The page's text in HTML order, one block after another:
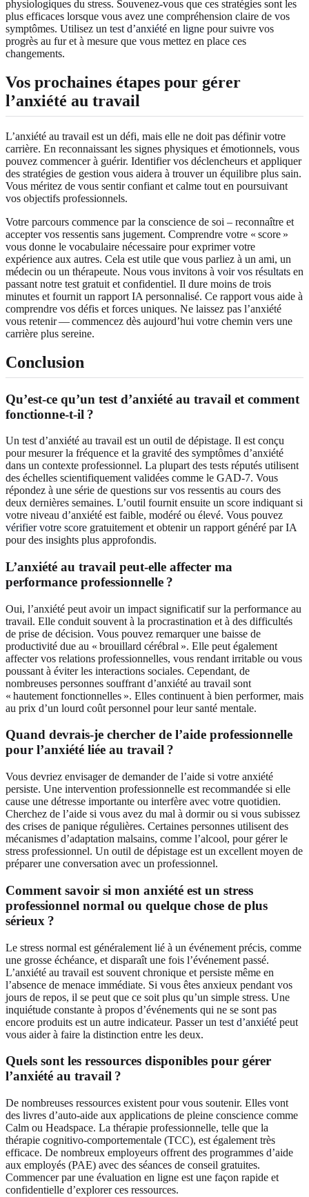
physiologiques du stress. Souvenez‑vous que ces stratégies sont les
plus efficaces lorsque vous avez une compréhension claire de vos
symptômes. Utilisez un test d’anxiété en ligne pour suivre vos
progrès au fur et à mesure que vous mettez en place ces
changements.
Vos prochaines étapes pour gérer
l’anxiété au travail
L’anxiété au travail est un défi, mais elle ne doit pas définir votre
carrière. En reconnaissant les signes physiques et émotionnels, vous
pouvez commencer à guérir. Identifier vos déclencheurs et appliquer
des stratégies de gestion vous aidera à trouver un équilibre plus sain.
Vous méritez de vous sentir confiant et calme tout en poursuivant
vos objectifs professionnels.
Votre parcours commence par la conscience de soi – reconnaître et
accepter vos ressentis sans jugement. Comprendre votre « score »
vous donne le vocabulaire nécessaire pour exprimer votre
expérience aux autres. Cela est utile que vous parliez à un ami, un
médecin ou un thérapeute. Nous vous invitons à voir vos résultats en
passant notre test gratuit et confidentiel. Il dure moins de trois
minutes et fournit un rapport IA personnalisé. Ce rapport vous aide à
comprendre vos défis et forces uniques. Ne laissez pas l’anxiété
vous retenir — commencez dès aujourd’hui votre chemin vers une
carrière plus sereine.
Conclusion
Qu’est‑ce qu’un test d’anxiété au travail et comment
fonctionne‑t‑il ?
Un test d’anxiété au travail est un outil de dépistage. Il est conçu
pour mesurer la fréquence et la gravité des symptômes d’anxiété
dans un contexte professionnel. La plupart des tests réputés utilisent
des échelles scientifiquement validées comme le GAD‑7. Vous
répondez à une série de questions sur vos ressentis au cours des
deux dernières semaines. L’outil fournit ensuite un score indiquant si
votre niveau d’anxiété est faible, modéré ou élevé. Vous pouvez
vérifier votre score gratuitement et obtenir un rapport généré par IA
pour des insights plus approfondis.
L’anxiété au travail peut‑elle affecter ma
performance professionnelle ?
Oui, l’anxiété peut avoir un impact significatif sur la performance au
travail. Elle conduit souvent à la procrastination et à des difficultés
de prise de décision. Vous pouvez remarquer une baisse de
productivité due au « brouillard cérébral ». Elle peut également
affecter vos relations professionnelles, vous rendant irritable ou vous
poussant à éviter les interactions sociales. Cependant, de
nombreuses personnes souffrant d’anxiété au travail sont
« hautement fonctionnelles ». Elles continuent à bien performer, mais
au prix d’un lourd coût personnel pour leur santé mentale.
Quand devrais‑je chercher de l’aide professionnelle
pour l’anxiété liée au travail ?
Vous devriez envisager de demander de l’aide si votre anxiété
persiste. Une intervention professionnelle est recommandée si elle
cause une détresse importante ou interfère avec votre quotidien.
Cherchez de l’aide si vous avez du mal à dormir ou si vous subissez
des crises de panique régulières. Certaines personnes utilisent des
mécanismes d’adaptation malsains, comme l’alcool, pour gérer le
stress professionnel. Un outil de dépistage est un excellent moyen de
préparer une conversation avec un professionnel.
Comment savoir si mon anxiété est un stress
professionnel normal ou quelque chose de plus
sérieux ?
Le stress normal est généralement lié à un événement précis, comme
une grosse échéance, et disparaît une fois l’événement passé.
L’anxiété au travail est souvent chronique et persiste même en
l’absence de menace immédiate. Si vous êtes anxieux pendant vos
jours de repos, il se peut que ce soit plus qu’un simple stress. Une
inquiétude constante à propos d’événements qui ne se sont pas
encore produits est un autre indicateur. Passer un test d’anxiété peut
vous aider à faire la distinction entre les deux.
Quels sont les ressources disponibles pour gérer
l’anxiété au travail ?
De nombreuses ressources existent pour vous soutenir. Elles vont
des livres d’auto‑aide aux applications de pleine conscience comme
Calm ou Headspace. La thérapie professionnelle, telle que la
thérapie cognitivo‑comportementale (TCC), est également très
efficace. De nombreux employeurs offrent des programmes d’aide
aux employés (PAE) avec des séances de conseil gratuites.
Commencer par une évaluation en ligne est une façon rapide et
confidentielle d’explorer ces ressources.